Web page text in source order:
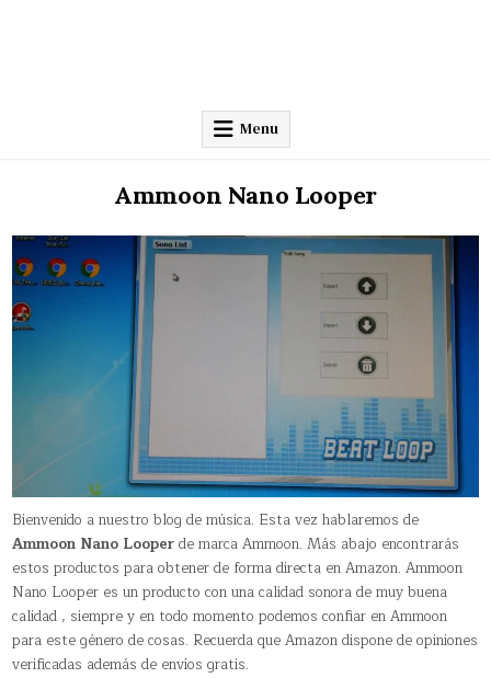
Menu
Ammoon Nano Looper
Bienvenido a nuestro blog de música. Esta vez hablaremos de
Ammoon Nano Looperde marca Ammoon. Más abajo encontrarás
estos productos para obtener de forma directa en Amazon. Ammoon
Nano Looper es un producto con una calidad sonora de muy buena
calidad , siempre y en todo momento podemos confiar en Ammoon
para este género de cosas. Recuerda que Amazon dispone de opiniones
verificadas además de envíos gratis.